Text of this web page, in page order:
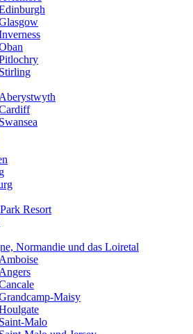
Stirling
Aberystwyth
Swansea
Resort
Normandie und das Loiretal
Amboise
Angers
Maisy
Saint-Malo